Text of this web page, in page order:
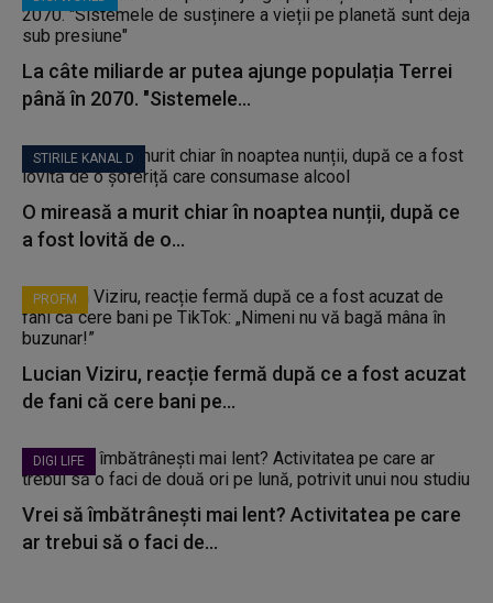
La câte miliarde ar putea ajunge populația Terrei
până în 2070. "Sistemele...
STIRILE KANAL D
O mireasă a murit chiar în noaptea nunții, după ce
a fost lovită de o...
PROFM
Lucian Viziru, reacție fermă după ce a fost acuzat
de fani că cere bani pe...
DIGI LIFE
Vrei să îmbătrânești mai lent? Activitatea pe care
ar trebui să o faci de...